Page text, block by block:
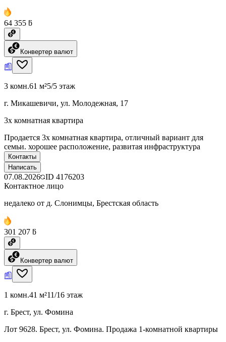
64 355 ƃ
Конвертер валют
3 комн.61 м²5/5 этаж
г. Микашевичи, ул. Молодежная, 17
3х комнатная квартира
Продается 3х комнатная квартира, отличный вариант для
семьи. хорошее расположение, развитая инфраструктура
Контакты
Написать
07.08.2026 ID 4176203
Контактное лицо
недалеко от д. Слонимцы, Брестская область
301 207 ƃ
Конвертер валют
1 комн.41 м²11/16 этаж
г. Брест, ул. Фомина
Лот 9628. Брест, ул. Фомина. Продажа 1-комнатной квартиры